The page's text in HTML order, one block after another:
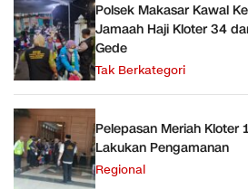
Polsek Makasar Kawal
Jamaah Haji Kloter 34
Gede
Tak Berkategori
Pelepasan Meriah Kloter
Lakukan Pengamanan
Regional